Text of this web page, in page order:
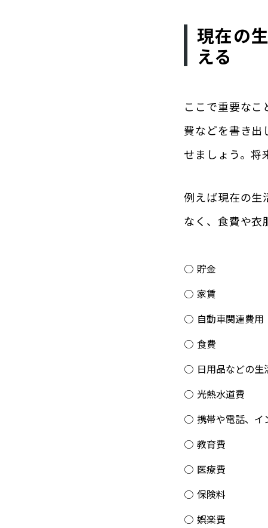
現在の
える
ここで重要な
費などを書き出
せましょう。将
例えば現在の生
なく、食費や衣
貯金
家賃
自動車関連費用
食費
日用品などの生
光熱水道費
携帯や電話、イ
教育費
医療費
保険料
娯楽費